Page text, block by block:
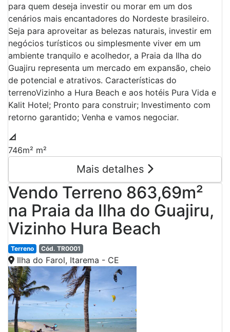
para quem deseja investir ou morar em um dos
cenários mais encantadores do Nordeste brasileiro.
Seja para aproveitar as belezas naturais, investir em
negócios turísticos ou simplesmente viver em um
ambiente tranquilo e acolhedor, a Praia da Ilha do
Guajiru representa um mercado em expansão, cheio
de potencial e atrativos. Características do
terrenoVizinho a Hura Beach e aos hotéis Pura Vida e
Kalit Hotel; Pronto para construir; Investimento com
retorno garantido; Venha e vamos negociar.
746m² m²
Mais detalhes
Vendo Terreno 863,69m²
na Praia da Ilha do Guajiru,
Vizinho Hura Beach
Terreno Cód. TR0001
Ilha do Farol, Itarema - CE